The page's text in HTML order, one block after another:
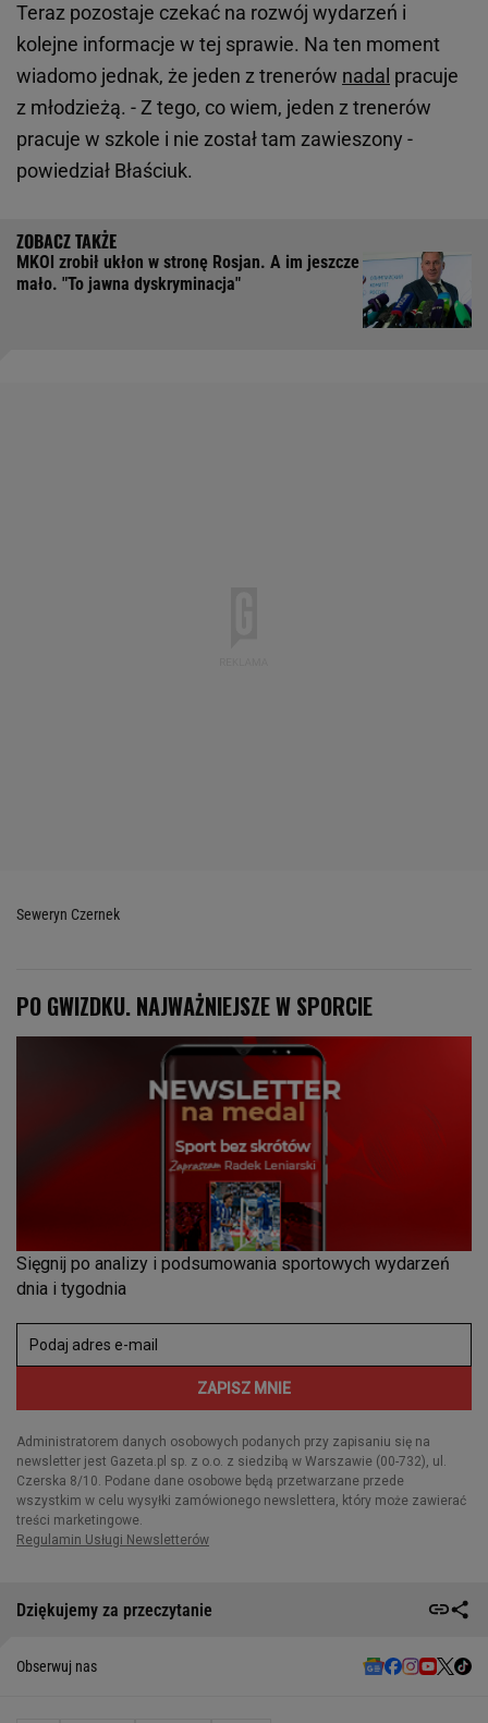
Teraz pozostaje czekać na rozwój wydarzeń i
kolejne informacje w tej sprawie. Na ten moment
wiadomo jednak, że jeden z trenerów nadal pracuje
z młodzieżą. - Z tego, co wiem, jeden z trenerów
pracuje w szkole i nie został tam zawieszony -
powiedział Błaściuk.
MKOl zrobił ukłon w stronę Rosjan. A im jeszcze
mało. "To jawna dyskryminacja"
Seweryn Czernek
Dziękujemy za przeczytanie
Obserwuj nas